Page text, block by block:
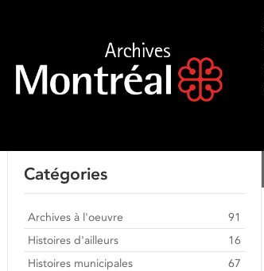
Catégories
Archives à l'oeuvre
91
Histoires d'ailleurs
16
Histoires municipales
67